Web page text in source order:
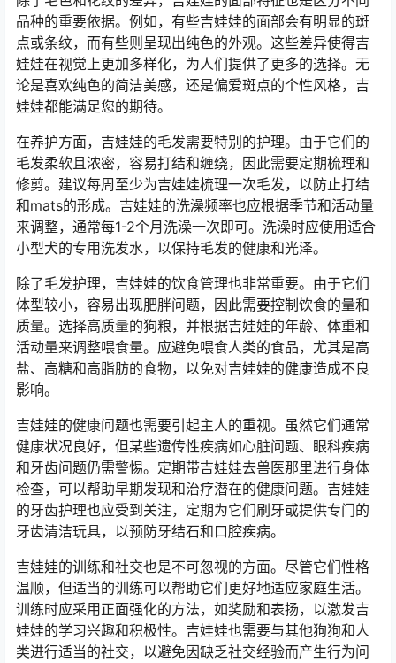
品种的重要依据。例如，有些吉娃娃的面部会有明显的斑
点或条纹，而有些则呈现出纯色的外观。这些差异使得吉
娃娃在视觉上更加多样化，为人们提供了更多的选择。无
论是喜欢纯色的简洁美感，还是偏爱斑点的个性风格，吉
娃娃都能满足您的期待。
在养护方面，吉娃娃的毛发需要特别的护理。由于它们的
毛发柔软且浓密，容易打结和缠绕，因此需要定期梳理和
修剪。建议每周至少为吉娃娃梳理一次毛发，以防止打结
和mats的形成。吉娃娃的洗澡频率也应根据季节和活动量
来调整，通常每1-2个月洗澡一次即可。洗澡时应使用适合
小型犬的专用洗发水，以保持毛发的健康和光泽。
除了毛发护理，吉娃娃的饮食管理也非常重要。由于它们
体型较小，容易出现肥胖问题，因此需要控制饮食的量和
质量。选择高质量的狗粮，并根据吉娃娃的年龄、体重和
活动量来调整喂食量。应避免喂食人类的食品，尤其是高
盐、高糖和高脂肪的食物，以免对吉娃娃的健康造成不良
影响。
吉娃娃的健康问题也需要引起主人的重视。虽然它们通常
健康状况良好，但某些遗传性疾病如心脏问题、眼科疾病
和牙齿问题仍需警惕。定期带吉娃娃去兽医那里进行身体
检查，可以帮助早期发现和治疗潜在的健康问题。吉娃娃
的牙齿护理也应受到关注，定期为它们刷牙或提供专门的
牙齿清洁玩具，以预防牙结石和口腔疾病。
吉娃娃的训练和社交也是不可忽视的方面。尽管它们性格
温顺，但适当的训练可以帮助它们更好地适应家庭生活。
训练时应采用正面强化的方法，如奖励和表扬，以激发吉
娃娃的学习兴趣和积极性。吉娃娃也需要与其他狗狗和人
类进行适当的社交，以避免因缺乏社交经验而产生行为问